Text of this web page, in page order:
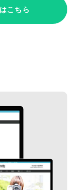
こちら